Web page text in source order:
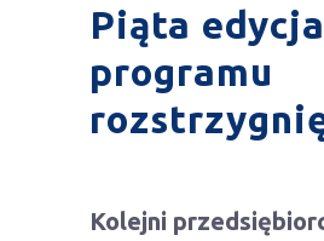
Piąta edycja
programu
Kolejni